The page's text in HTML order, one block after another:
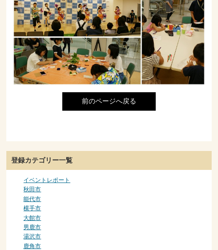
前のページへ戻る
登録カテゴリー一覧
イベントレポート
秋田市
能代市
横手市
大館市
男鹿市
湯沢市
鹿角市